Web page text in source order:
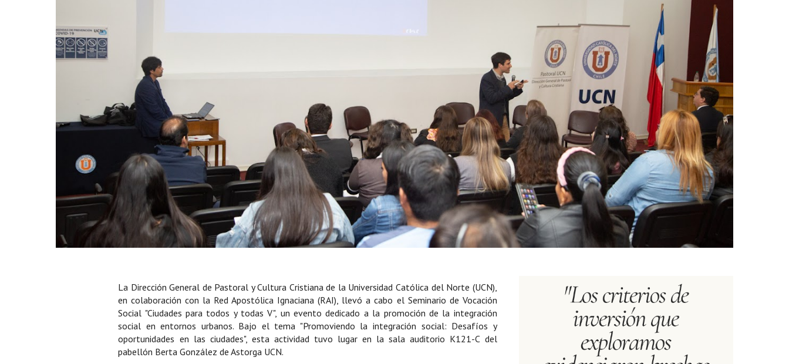
La Dirección General de Pastoral y Cultura Cristiana de la Universidad Católica del Norte (UCN),
en colaboración con la Red Apostólica Ignaciana (RAI), llevó a cabo el Seminario de Vocación
Social "Ciudades para todos y todas V", un evento dedicado a la promoción de la integración
social en entornos urbanos. Bajo el tema "Promoviendo la integración social: Desafíos y
oportunidades en las ciudades", esta actividad tuvo lugar en la sala auditorio K121-C del
pabellón Berta González de Astorga UCN.